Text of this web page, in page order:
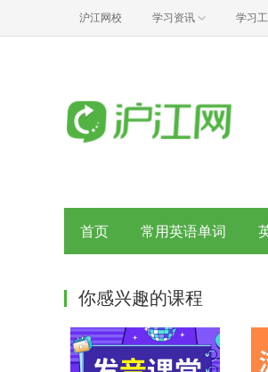
沪江网校 学习资讯 学习
首页 常用英语单词
你感兴趣的课程